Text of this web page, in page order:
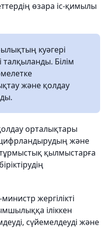
өзара іс-қимылы
куәгері
талқыланды. Білім
және қолдау
орталықтары
цифрландырудың және
қылмыстарға
жергілікті
іліккен
сүйемелдеуді және